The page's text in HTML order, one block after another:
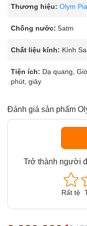
Thương hiệu: Olym
Chống nước: 5atm
Chất liệu kính: Kính
Tiện ích: Dạ quang,
phút, giây
Đánh giá sản phẩm
Trở thành người
Rất tệ